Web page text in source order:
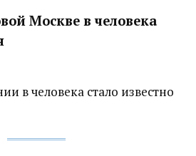
Москве в человека
в человека стало известно